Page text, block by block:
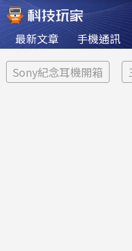
最新文章 手機通訊
Sony紀念耳機開箱